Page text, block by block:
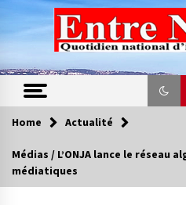
content
Contes de chez
Home Actualité
Médias / L’ONJA lance le réseau
médiatiques